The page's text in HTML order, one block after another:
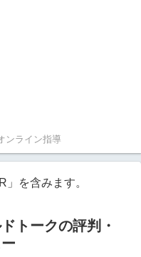
ンライン指導
を含みます。
トークの評判・